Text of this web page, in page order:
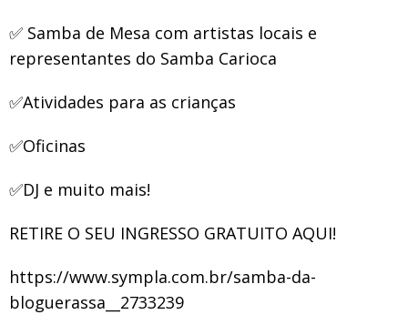
✅ Samba de Mesa com artistas locais e
representantes do Samba Carioca
✅Atividades para as crianças
✅Oficinas
✅DJ e muito mais!
RETIRE O SEU INGRESSO GRATUITO AQUI!
https://www.sympla.com.br/samba-da-
bloguerassa__2733239